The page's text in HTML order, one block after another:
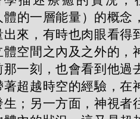
體的一層能量）的概念
來，有時也肉眼看得
空間之內及之外的，
一刻，也會看到他過
超越時空的經驗，在
；另一方面，神視者